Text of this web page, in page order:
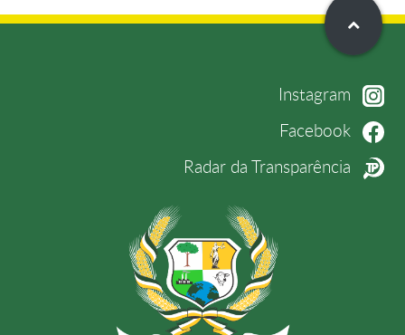
Instagram
Facebook
Radar da Transparência